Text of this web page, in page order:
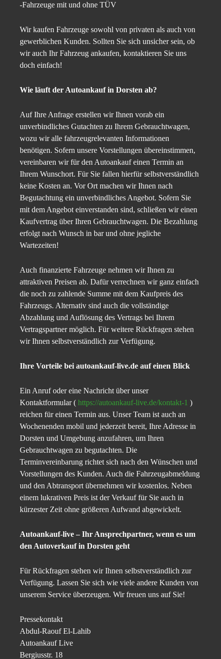
-Fahrzeuge mit und ohne TÜV
Wir kaufen Fahrzeuge sowohl von privaten als auch von
gewerblichen Kunden. Sollten Sie sich unsicher sein, ob
wir auch Ihr Fahrzeug ankaufen, kontaktieren Sie uns
doch einfach!
Wie läuft der Autoankauf in Dorsten ab?
Auf Ihre Anfrage erstellen wir Ihnen vorab ein
unverbindliches Gutachten zu Ihrem Gebrauchtwagen,
wozu wir alle fahrzeugrelevanten Informationen
benötigen. Sofern unsere Vorstellungen übereinstimmen,
vereinbaren wir für den Autoankauf einen Termin an
Ihrem Wunschort. Für Sie fallen hierfür selbstverständlich
keine Kosten an. Vor Ort machen wir Ihnen nach
Begutachtung ein unverbindliches Angebot. Sofern Sie
mit dem Angebot einverstanden sind, schließen wir einen
Kaufvertrag über Ihren Gebrauchtwagen. Die Bezahlung
erfolgt nach Wunsch in bar und ohne jegliche
Wartezeiten!
Auch finanzierte Fahrzeuge nehmen wir Ihnen zu
attraktiven Preisen ab. Dafür verrechnen wir ganz einfach
die noch zu zahlende Summe mit dem Kaufpreis des
Fahrzeugs. Alternativ sind auch die vollständige
Abzahlung und Auflösung des Vertrags bei Ihrem
Vertragspartner möglich. Für weitere Rückfragen stehen
wir Ihnen selbstverständlich zur Verfügung.
Ihre Vorteile bei autoankauf-live.de auf einen Blick
Ein Anruf oder eine Nachricht über unser
Kontaktformular ( https://autoankauf-live.de/kontakt-1 )
reichen für einen Termin aus. Unser Team ist auch an
Wochenenden mobil und jederzeit bereit, Ihre Adresse in
Dorsten und Umgebung anzufahren, um Ihren
Gebrauchtwagen zu begutachten. Die
Terminvereinbarung richtet sich nach den Wünschen und
Vorstellungen des Kunden. Auch die Fahrzeugabmeldung
und den Abtransport übernehmen wir kostenlos. Neben
einem lukrativen Preis ist der Verkauf für Sie auch in
kürzester Zeit ohne größeren Aufwand abgewickelt.
Autoankauf-live – Ihr Ansprechpartner, wenn es um
den Autoverkauf in Dorsten geht
Für Rückfragen stehen wir Ihnen selbstverständlich zur
Verfügung. Lassen Sie sich wie viele andere Kunden von
unserem Service überzeugen. Wir freuen uns auf Sie!
Pressekontakt
Abdul-Raouf El-Lahib
Autoankauf Live
Bergiusstr. 18